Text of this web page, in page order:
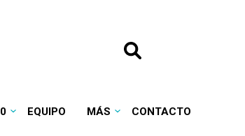
EQUIPO MÁS CONTACTO